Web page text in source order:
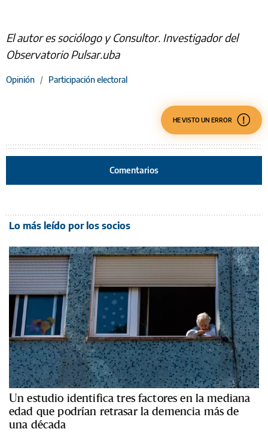
El autor es sociólogo y Consultor. Investigador del
Observatorio Pulsar.uba
Opinión / Participación electoral
HE VISTO UN ERROR
Comentarios
Lo más leído por los socios
Un estudio identifica tres factores en la mediana
edad que podrían retrasar la demencia más de
una década